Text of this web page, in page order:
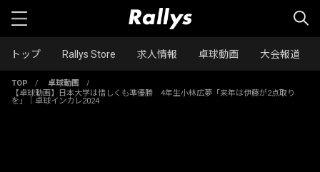
トップ Rallys Store 求人情報 卓球動画 大会報道
TOP / 卓球動画
/
【卓球動画】日本大学は惜しくも準優勝 4年生小林広夢「来年は伊藤が2点取り
を」｜卓球インカレ2024